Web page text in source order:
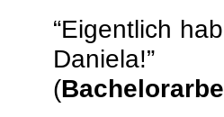
“Eigentlich
Daniela!”
(